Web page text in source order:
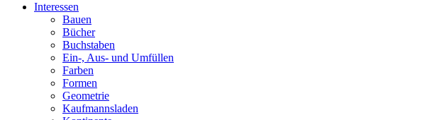
Interessen
Bauen
Bücher
Buchstaben
Ein-, Aus- und Umfüllen
Farben
Formen
Geometrie
Kaufmannsladen